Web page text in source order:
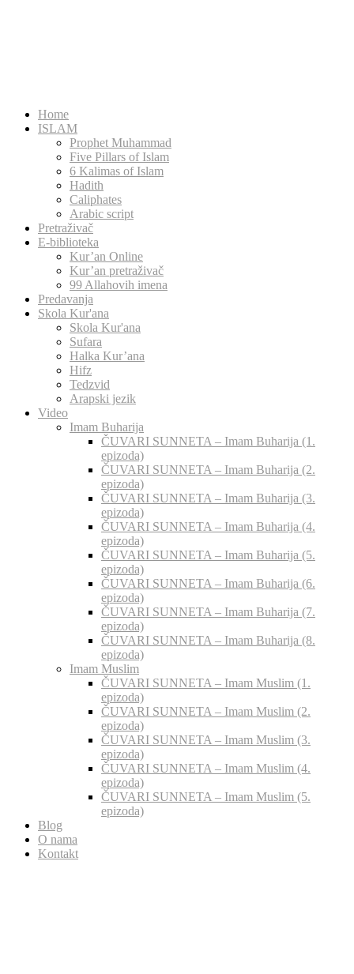
Home
ISLAM
Prophet Muhammad
Five Pillars of Islam
6 Kalimas of Islam
Hadith
Caliphates
Arabic script
Pretraživač
E-biblioteka
Kur’an Online
Kur’an pretraživač
99 Allahovih imena
Predavanja
Skola Kur'ana
Skola Kur'ana
Sufara
Halka Kur’ana
Hifz
Tedzvid
Arapski jezik
Video
Imam Buharija
ČUVARI SUNNETA – Imam Buharija (1.
epizoda)
ČUVARI SUNNETA – Imam Buharija (2.
epizoda)
ČUVARI SUNNETA – Imam Buharija (3.
epizoda)
ČUVARI SUNNETA – Imam Buharija (4.
epizoda)
ČUVARI SUNNETA – Imam Buharija (5.
epizoda)
ČUVARI SUNNETA – Imam Buharija (6.
epizoda)
ČUVARI SUNNETA – Imam Buharija (7.
epizoda)
ČUVARI SUNNETA – Imam Buharija (8.
epizoda)
Imam Muslim
ČUVARI SUNNETA – Imam Muslim (1.
epizoda)
ČUVARI SUNNETA – Imam Muslim (2.
epizoda)
ČUVARI SUNNETA – Imam Muslim (3.
epizoda)
ČUVARI SUNNETA – Imam Muslim (4.
epizoda)
ČUVARI SUNNETA – Imam Muslim (5.
epizoda)
Blog
O nama
Kontakt